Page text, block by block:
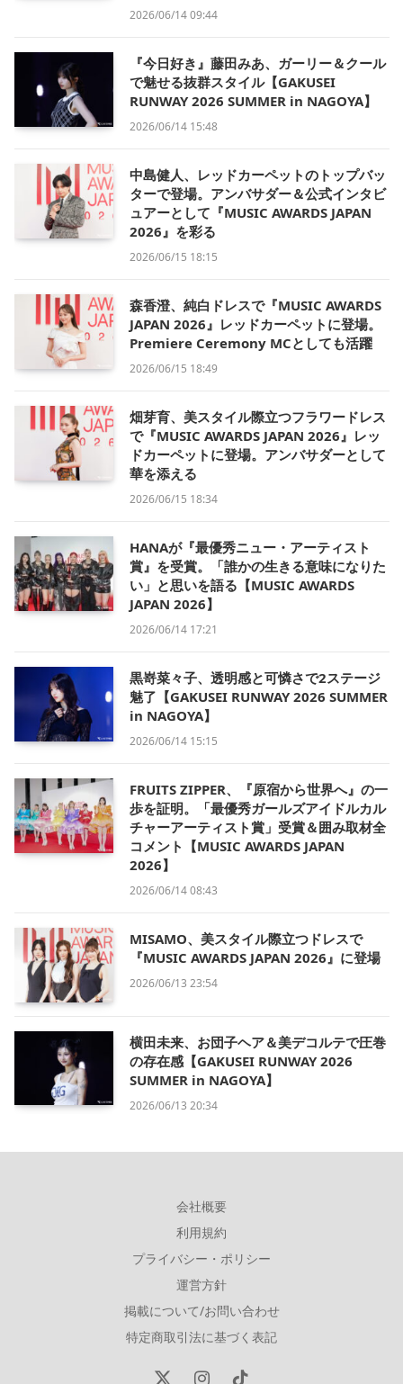
2026/06/14 09:44
『今日好き』藤田みあ、ガーリー＆クール
で魅せる抜群スタイル【GAKUSEI
RUNWAY 2026 SUMMER in NAGOYA】
2026/06/14 15:48
中島健人、レッドカーペットのトップバッ
ターで登場。アンバサダー＆公式インタビ
ュアーとして『MUSIC AWARDS JAPAN
2026』を彩る
2026/06/15 18:15
森香澄、純白ドレスで『MUSIC AWARDS
JAPAN 2026』レッドカーペットに登場。
Premiere Ceremony MCとしても活躍
2026/06/15 18:49
畑芽育、美スタイル際立つフラワードレス
で『MUSIC AWARDS JAPAN 2026』レッ
ドカーペットに登場。アンバサダーとして
華を添える
2026/06/15 18:34
HANAが『最優秀ニュー・アーティスト
賞』を受賞。「誰かの生きる意味になりた
い」と思いを語る【MUSIC AWARDS
JAPAN 2026】
2026/06/14 17:21
黒嵜菜々子、透明感と可憐さで2ステージ
魅了【GAKUSEI RUNWAY 2026 SUMMER
in NAGOYA】
2026/06/14 15:15
FRUITS ZIPPER、『原宿から世界へ』の一
歩を証明。「最優秀ガールズアイドルカル
チャーアーティスト賞」受賞＆囲み取材全
コメント【MUSIC AWARDS JAPAN
2026】
2026/06/14 08:43
MISAMO、美スタイル際立つドレスで
『MUSIC AWARDS JAPAN 2026』に登場
2026/06/13 23:54
横田未来、お団子ヘア＆美デコルテで圧巻
の存在感【GAKUSEI RUNWAY 2026
SUMMER in NAGOYA】
2026/06/13 20:34
会社概要
利用規約
プライバシー・ポリシー
運営方針
掲載について/お問い合わせ
特定商取引法に基づく表記